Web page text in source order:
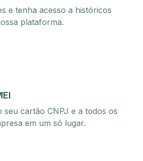
e tenha acesso a históricos
plataforma.
seu cartão CNPJ e a todos os
em um só lugar.